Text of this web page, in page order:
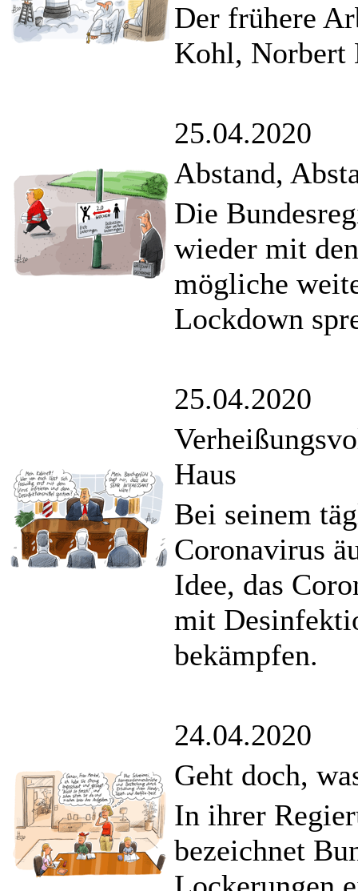
Der frühere
Kohl, Norbert
25.04.2020
Abstand,
Die
wieder mit
mögliche
Lockdown
25.04.2020
Haus
Bei seinem
Coronavirus
Idee, das
mit
bekämpfen.
24.04.2020
Geht doch,
In ihrer
bezeichnet